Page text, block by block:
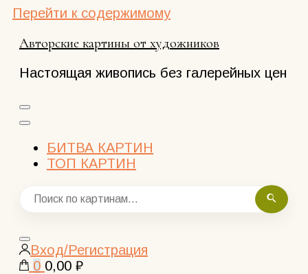
Перейти к содержимому
Авторские картины от художников
Настоящая живопись без галерейных цен
БИТВА КАРТИН
ТОП КАРТИН
Закрыть
поиск
Вход/Регистрация
0 0,00 ₽